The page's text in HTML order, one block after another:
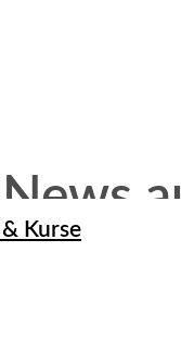
Kurse